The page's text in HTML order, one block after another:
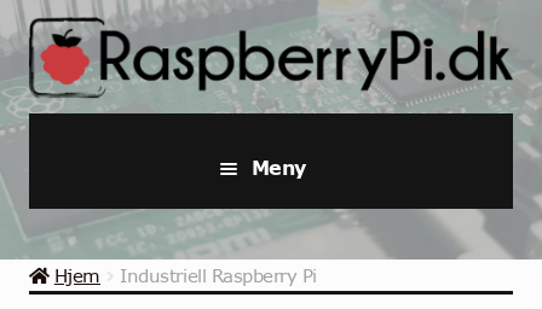
Hopp
til
navigasjon
Hopp
til
innhold
Meny
Raspberry Pi
Startpakker & Kits
Hjem Industriell Raspberry Pi